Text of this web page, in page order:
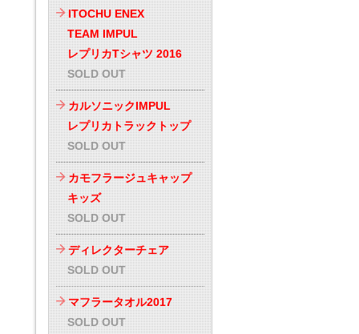
ITOCHU ENEX
TEAM IMPUL
レプリカTシャツ 2016
SOLD OUT
カルソニックIMPUL
レプリカトラックトップ
SOLD OUT
カモフラージュキャップ
キッズ
SOLD OUT
ディレクターチェア
SOLD OUT
マフラータオル2017
SOLD OUT